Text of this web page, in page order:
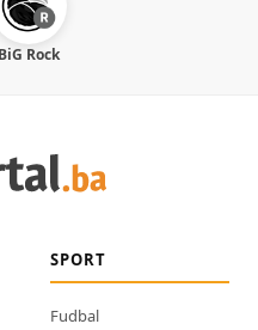
BiG Rock
SPORT
Fudbal